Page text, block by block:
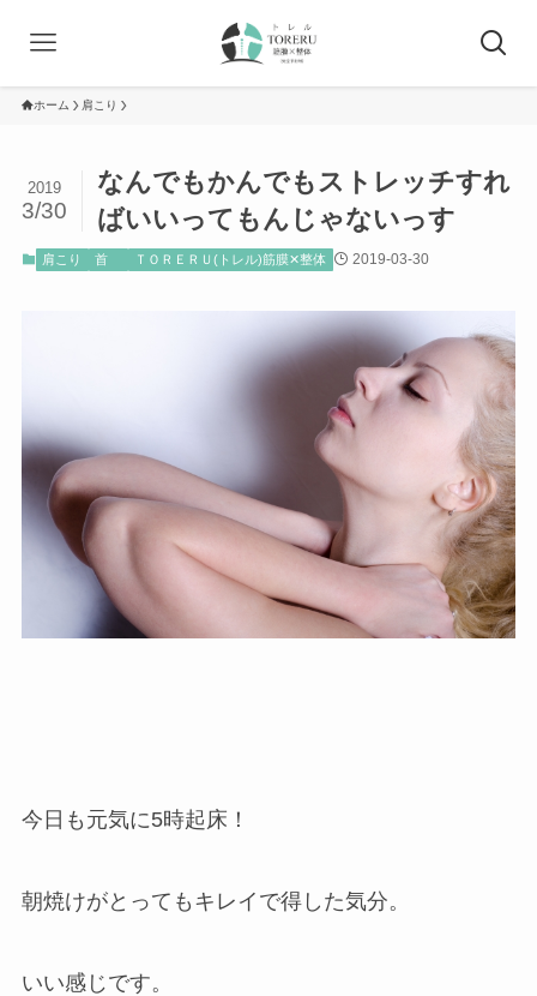
ホーム 肩こり
なんでもかんでもストレッチすれ
ばいいってもんじゃないっす
2019
3/30
肩こり 首 ＴＯＲＥＲＵ(トレル)筋膜✕整体 2019-03-30
今日も元気に5時起床！
朝焼けがとってもキレイで得した気分。
いい感じです。